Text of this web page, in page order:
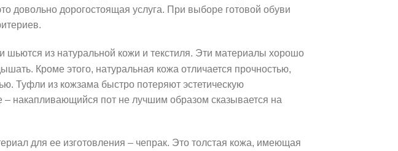
довольно дорогостоящая услуга. При выборе готовой обуви
шьются из натуральной кожи и текстиля. Эти материалы хорошо
Кроме этого, натуральная кожа отличается прочностью,
Туфли из кожзама быстро потеряют эстетическую
– накапливающийся пот не лучшим образом сказывается на
для ее изготовления – чепрак. Это толстая кожа, имеющая